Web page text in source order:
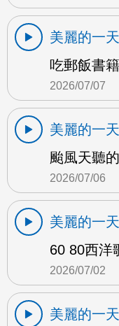
美麗的一天
吃郵飯書
2026/07/07
美麗的一天
颱風天聽
2026/07/06
美麗的一天
60 80西洋
2026/07/02
美麗的一天